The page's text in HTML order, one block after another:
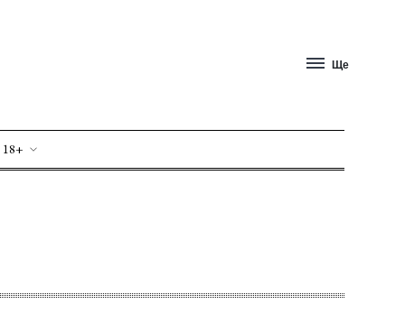
Ще